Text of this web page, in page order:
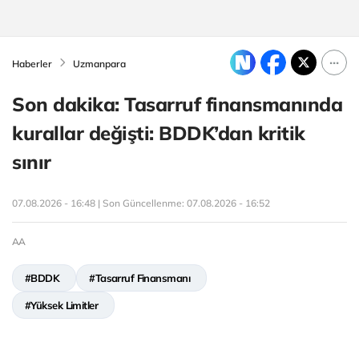
Haberler Uzmanpara
Son dakika: Tasarruf finansmanında
kurallar değişti: BDDK’dan kritik
sınır
07.08.2026 - 16:48 | Son Güncellenme: 07.08.2026 - 16:52
AA
#BDDK #Tasarruf Finansmanı
#Yüksek Limitler